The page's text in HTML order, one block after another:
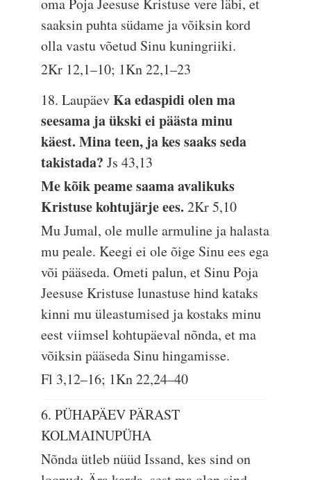
oma Poja Jeesuse Kristuse vere läbi, et
saaksin puhta südame ja võiksin kord
olla vastu võetud Sinu kuningriiki.
2Kr 12,1–10; 1Kn 22,1–23
18. LaupäevKa edaspidi olen ma
seesama ja ükski ei päästa minu
käest. Mina teen, ja kes saaks seda
takistada?Js 43,13
Me kõik peame saama avalikuks
Kristuse kohtujärje ees.2Kr 5,10
Mu Jumal, ole mulle armuline ja halasta
mu peale. Keegi ei ole õige Sinu ees ega
või pääseda. Ometi palun, et Sinu Poja
Jeesuse Kristuse lunastuse hind kataks
kinni mu üleastumised ja kostaks minu
eest viimsel kohtupäeval nõnda, et ma
võiksin pääseda Sinu hingamisse.
Fl 3,12–16; 1Kn 22,24–40
6. PÜHAPÄEV PÄRAST
KOLMAINUPÜHA
Nõnda ütleb nüüd Issand, kes sind on